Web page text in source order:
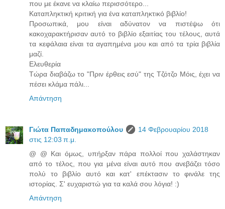
που με έκανε να κλαίω περισσότερο...
Καταπληκτική κριτική για ένα καταπληκτικό βιβλίο!
Προσωπικά, μου είναι αδύνατον να πιστέψω ότι
κακοχαρακτήρισαν αυτό το βιβλίο εξαιτίας του τέλους, αυτά
τα κεφάλαια είναι τα αγαπημένα μου και από τα τρία βιβλία
μαζί.
Ελευθερία
Τώρα διαβάζω το "Πριν έρθεις εσύ" της Τζότζο Μόις, έχει να
πέσει κλάμα πάλι...
Απάντηση
Γιώτα Παπαδημακοπούλου
14 Φεβρουαρίου 2018
στις 12:03 π.μ.
@ @ Και όμως, υπήρξαν πάρα πολλοί που χαλάστηκαν
από το τέλος, που για μένα είναι αυτό που ανεβάζει τόσο
πολύ το βιβλίο αυτό και κατ' επέκτασιν το φινάλε της
ιστορίας. Σ' ευχαριστώ για τα καλά σου λόγια! :)
Απάντηση